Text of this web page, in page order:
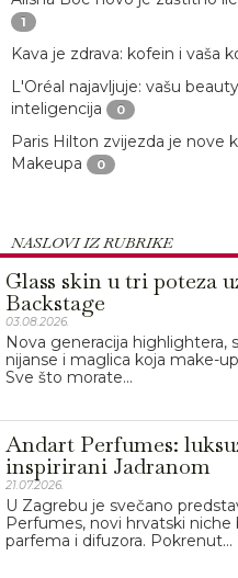
1
Kava je zdrava: kofein i vaša
L'Oréal najavljuje: vašu
inteligencija
0
Paris Hilton zvijezda je nove
Makeupa
0
NASLOVI IZ RUBRIKE
Glass skin u tri poteza
Backstage
03.08.2026.
Nova generacija highlightera,
nijanse i maglica koja make-
Sve što morate...
Andart Perfumes:
inspirirani Jadranom
21.07.2026.
U Zagrebu je svečano
Perfumes, novi hrvatski niche
parfema i difuzora. Pokrenut...